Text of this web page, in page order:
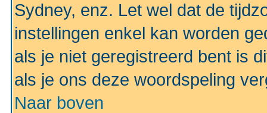
Sydney, enz. Let wel dat de
instellingen enkel kan worden
als je niet geregistreerd bent is
als je ons deze woordspeling
Naar boven